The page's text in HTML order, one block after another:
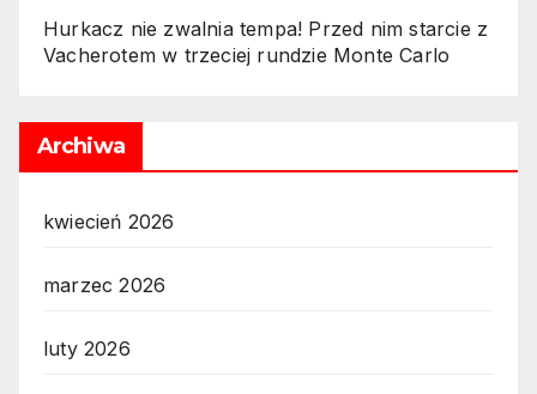
Hurkacz nie zwalnia tempa! Przed nim starcie z
Vacherotem w trzeciej rundzie Monte Carlo
Archiwa
kwiecień 2026
marzec 2026
luty 2026